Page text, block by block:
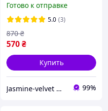
Roblox
Готово к отправке
5.0 (3)
570₴
870 ₴
Купить
Jasmine-velvet Интернет-магазин 99%